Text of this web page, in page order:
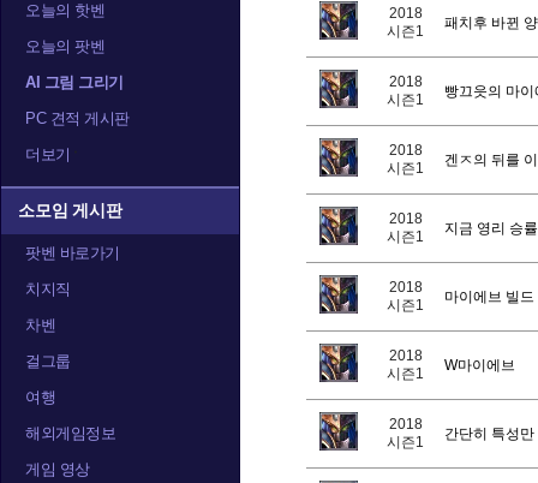
오늘의 핫벤
오늘의 팟벤
AI 그림 그리기
PC 견적 게시판
더보기
소모임 게시판
팟벤 바로가기
치지직
차벤
걸그룹
여행
해외게임정보
게임 영상
2018
시즌1
패치후 바뀐
2018
시즌1
빵끄읏의 마
2018
시즌1
겐ㅈ의 뒤를
2018
시즌1
지금 영리 승
2018
시즌1
마이에브 빌
2018
시즌1
W마이에브
2018
시즌1
간단히 특성만